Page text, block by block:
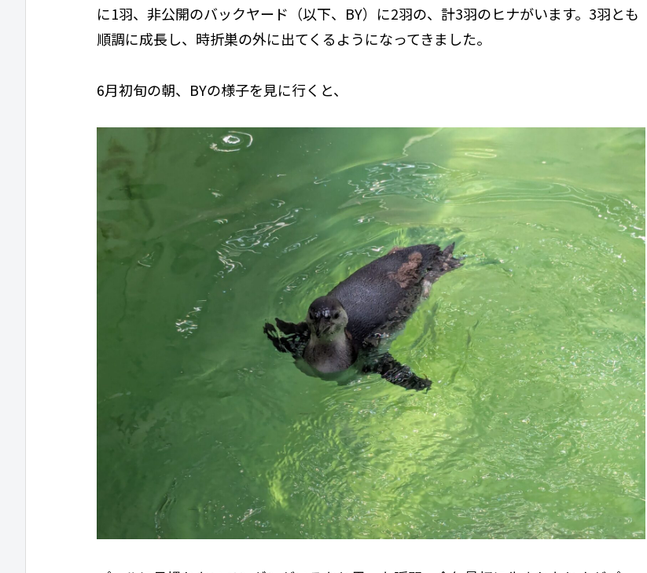
に1羽、非公開のバックヤード（以下、BY）に2羽の、計3羽のヒナがいます。3羽とも
順調に成長し、時折巣の外に出てくるようになってきました。
6月初旬の朝、BYの様子を見に行くと、